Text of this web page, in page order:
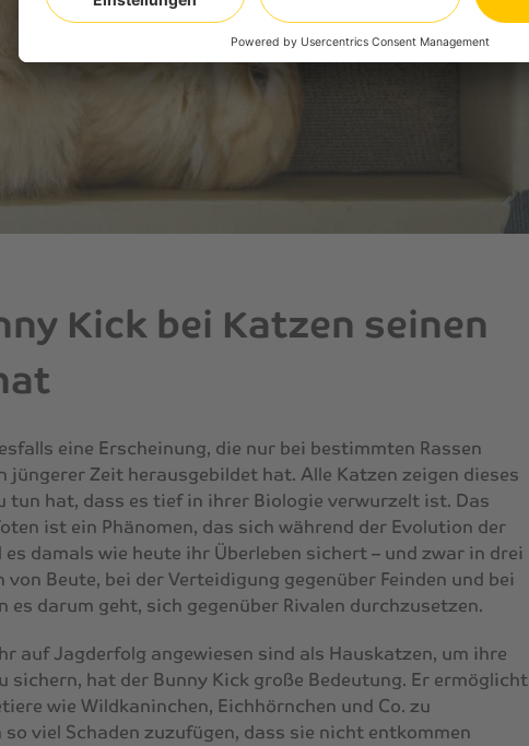
Kick bei Katzen seinen
eine Erscheinung, die nur bei bestimmten Rassen
Zeit herausgebildet hat. Alle Katzen zeigen dieses
tun hat, dass es tief in ihrer Biologie verwurzelt ist. Das
ist ein Phänomen, das sich während der Evolution der
damals wie heute ihr Überleben sichert – und zwar in drei
von Beute, bei der Verteidigung gegenüber Feinden und bei
es darum geht, sich gegenüber Rivalen durchzusetzen.
auf Jagderfolg angewiesen sind als Hauskatzen, um ihre
sichern, hat der Bunny Kick große Bedeutung. Er ermöglicht
wie Wildkaninchen, Eichhörnchen und Co. zu
viel Schaden zuzufügen, dass sie nicht entkommen